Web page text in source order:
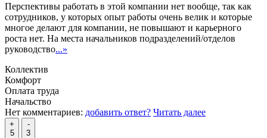
Перспективы работать в этой компании нет вообще, так как
сотрудников, у которых опыт работы очень велик и которые
многое делают для компании, не повышают и карьерного
роста нет. На места начальников подразделений/отделов
руководство...»
Коллектив
Комфорт
Оплата труда
Начальство
Нет комментариев: добавить ответ? Читать далее
+
5
-
3